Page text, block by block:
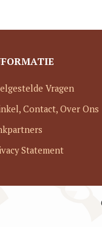
Vragen
Contact, Over Ons
Statement